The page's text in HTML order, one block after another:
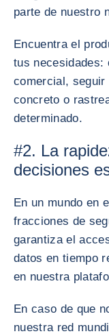
parte de nuestro
Encuentra el
tus necesidades:
comercial,
concreto o
determinado.
#2. La
decisiones
En un mundo en
fracciones de
garantiza el
datos en tiempo
en nuestra
En caso de que
nuestra red